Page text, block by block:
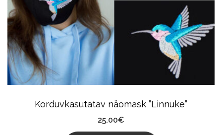
Korduvkasutatav näomask ”Linnuke”
25.00€